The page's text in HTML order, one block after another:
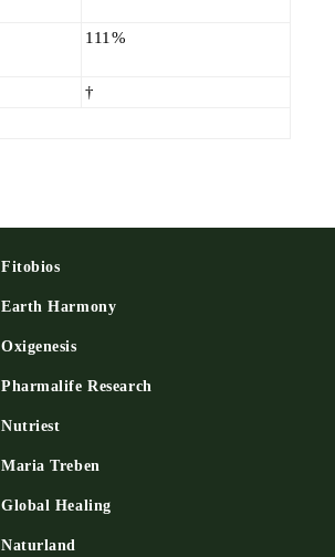
111%
†
Fitobios
Earth Harmony
Oxigenesis
Pharmalife Research
Nutriest
Maria Treben
Global Healing
Naturland